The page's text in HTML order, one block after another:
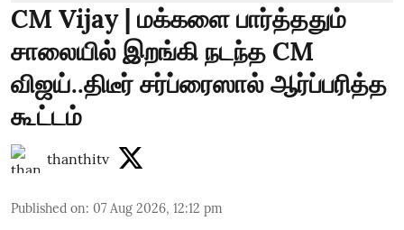
CM Vijay | மக்களை பார்த்ததும்
சாலையில் இறங்கி நடந்த CM
விஜய்..திடீர் சர்ப்ரைஸால் ஆர்ப்பரித்த
கூட்டம்
thanthitv
Published on: 07 Aug 2026, 12:12 pm